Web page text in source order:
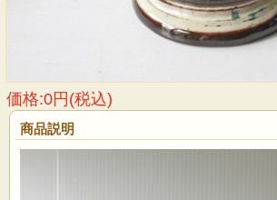
価格:0円(税込)
商品説明